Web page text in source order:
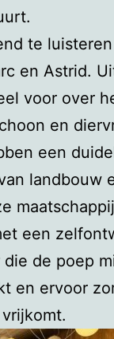
te
en Astrid.
voor over
en
een
landbouw
een
de poep
en ervoor